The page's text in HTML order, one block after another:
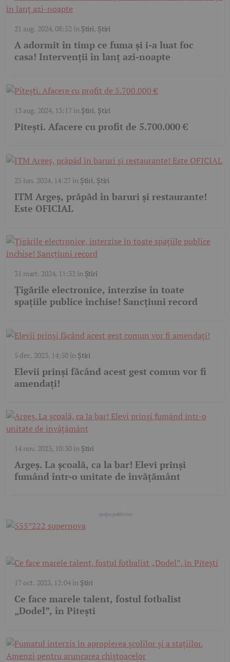
21 aug. 2024, 08:52 în Știri, Știri
A adormit în timp ce fuma și i-a luat foc
casa! Intervenții în lanț azi-noapte
13 aug. 2024, 13:17în Știri, Știri
Pitești. Afacere cu profit de 5.700.000 €
25 iun. 2024, 14:27în Știri, Știri
ITM Argeș, prăpăd în baruri și restaurante!
Este OFICIAL
31 mart. 2024, 11:32 în Știri
Țigările electronice, interzise în toate
spațiile publice închise! Sancțiuni record
5 dec. 2023, 14:50în Știri
Elevii prinși făcând acest gest comun vor fi
amendați!
14 nov. 2023, 10:30în Știri
Argeș. La școală, ca la bar! Elevi prinși
fumând într-o unitate de învățământ
17 oct. 2023, 12:04în Știri
Ce face marele talent, fostul fotbalist
„Dodel”, în Pitești